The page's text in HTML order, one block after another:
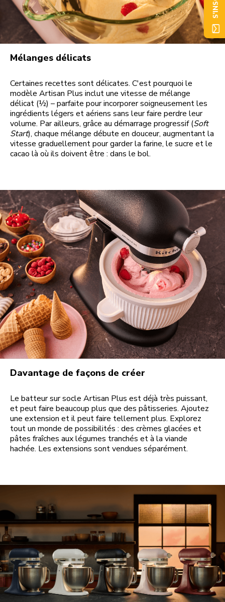
Mélanges délicats
Certaines recettes sont délicates. C'est pourquoi le
modèle Artisan Plus inclut une vitesse de mélange
délicat (½) – parfaite pour incorporer soigneusement les
ingrédients légers et aériens sans leur faire perdre leur
volume. Par ailleurs, grâce au démarrage progressif (Soft
Start), chaque mélange débute en douceur, augmentant la
vitesse graduellement pour garder la farine, le sucre et le
cacao là où ils doivent être : dans le bol.
Davantage de façons de créer
Le batteur sur socle Artisan Plus est déjà très puissant,
et peut faire beaucoup plus que des pâtisseries. Ajoutez
une extension et il peut faire tellement plus. Explorez
tout un monde de possibilités : des crèmes glacées et
pâtes fraîches aux légumes tranchés et à la viande
hachée. Les extensions sont vendues séparément.